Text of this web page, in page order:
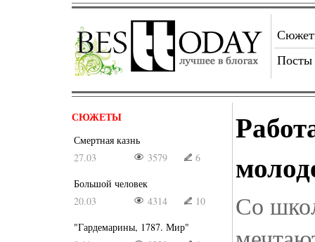
Посты
СЮЖЕТЫ
Смертная казнь
27.03
3579
6
Большой человек
20.03
4314
10
"Гардемарины, 1787. Мир"
Со